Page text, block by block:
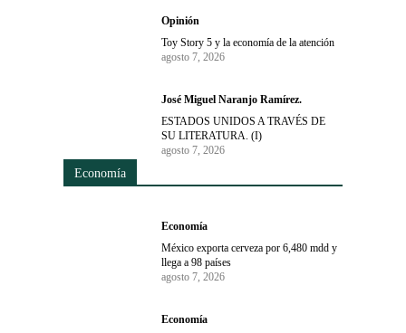
Opinión
Toy Story 5 y la economía de la atención
agosto 7, 2026
José Miguel Naranjo Ramírez.
ESTADOS UNIDOS A TRAVÉS DE
SU LITERATURA. (I)
agosto 7, 2026
Economía
Economía
México exporta cerveza por 6,480 mdd y
llega a 98 países
agosto 7, 2026
Economía